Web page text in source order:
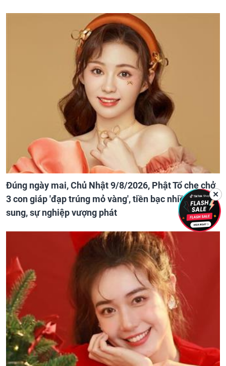
Đúng ngày mai, Chủ Nhật 9/8/2026, Phật Tổ che chở
3 con giáp 'đạp trúng mỏ vàng', tiền bạc nhiều như lá
sung, sự nghiệp vượng phát
✕